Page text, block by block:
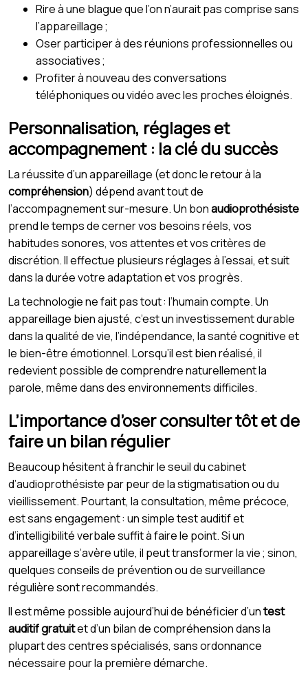
Rire à une blague que l’on n’aurait pas comprise sans
l’appareillage ;
Oser participer à des réunions professionnelles ou
associatives ;
Profiter à nouveau des conversations
téléphoniques ou vidéo avec les proches éloignés.
Personnalisation, réglages et
accompagnement : la clé du succès
La réussite d’un appareillage (et donc le retour à la
compréhension) dépend avant tout de
l’accompagnement sur-mesure. Un bonaudioprothésiste
prend le temps de cerner vos besoins réels, vos
habitudes sonores, vos attentes et vos critères de
discrétion. Il effectue plusieurs réglages à l’essai, et suit
dans la durée votre adaptation et vos progrès.
La technologie ne fait pas tout : l’humain compte. Un
appareillage bien ajusté, c’est un investissement durable
dans la qualité de vie, l’indépendance, la santé cognitive et
le bien-être émotionnel. Lorsqu’il est bien réalisé, il
redevient possible de comprendre naturellement la
parole, même dans des environnements difficiles.
L’importance d’oser consulter tôt et de
faire un bilan régulier
Beaucoup hésitent à franchir le seuil du cabinet
d’audioprothésiste par peur de la stigmatisation ou du
vieillissement. Pourtant, la consultation, même précoce,
est sans engagement : un simple test auditif et
d’intelligibilité verbale suffit à faire le point. Si un
appareillage s’avère utile, il peut transformer la vie ; sinon,
quelques conseils de prévention ou de surveillance
régulière sont recommandés.
Il est même possible aujourd’hui de bénéficier d’untest
auditif gratuitet d’un bilan de compréhension dans la
plupart des centres spécialisés, sans ordonnance
nécessaire pour la première démarche.